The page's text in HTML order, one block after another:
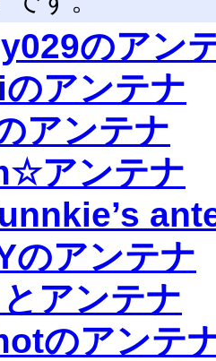
のアン
アンテナ
アンテナ
アンテナ
のアンテナ
アンテナ
のアンテ